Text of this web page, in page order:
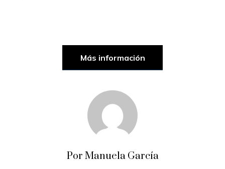
Más información
Por Manuela García